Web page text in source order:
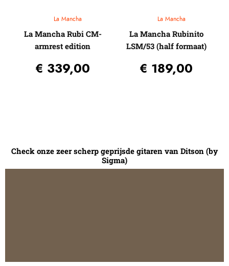
La Mancha
La Mancha Rubi CM-
armrest edition
€ 339,00
La Mancha
La Mancha Rubinito
LSM/53 (half formaat)
€ 189,00
Check onze zeer scherp geprijsde gitaren van Ditson (by
Sigma)